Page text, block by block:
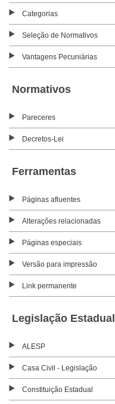
Categorias
Seleção de Normativos
Vantagens Pecuniárias
Normativos
Pareceres
Decretos-Lei
Ferramentas
Páginas afluentes
Alterações relacionadas
Páginas especiais
Versão para impressão
Link permanente
Legislação Estadual
ALESP
Casa Civil - Legislação
Constituição Estadual